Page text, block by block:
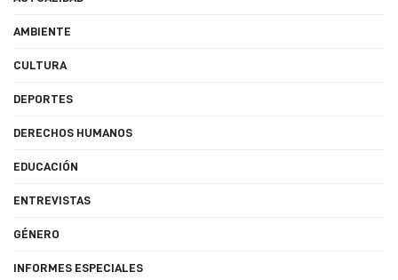
AMBIENTE
CULTURA
DEPORTES
DERECHOS HUMANOS
EDUCACIÓN
ENTREVISTAS
GÉNERO
INFORMES ESPECIALES